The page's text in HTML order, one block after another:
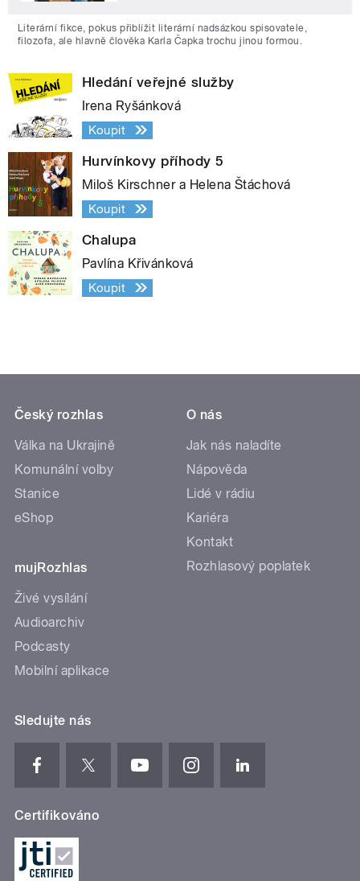
Literární fikce, pokus přiblížit literární nadsázkou spisovatele,
filozofa, ale hlavně člověka Karla Čapka trochu jinou formou.
Hledání veřejné služby
Irena Ryšánková
Koupit
Hurvínkovy příhody 5
Miloš Kirschner a Helena Štáchová
Koupit
Chalupa
Pavlína Křivánková
Koupit
Český rozhlas
Válka na Ukrajině
Komunální volby
Stanice
eShop
mujRozhlas
Živé vysílání
Audioarchiv
Podcasty
Mobilní aplikace
O nás
Jak nás naladíte
Nápověda
Lidé v rádiu
Kariéra
Kontakt
Rozhlasový poplatek
Sledujte nás
Certifikováno